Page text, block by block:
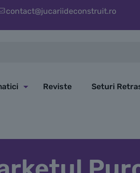
contact@jucariideconstruit.ro
Reviste Seturi